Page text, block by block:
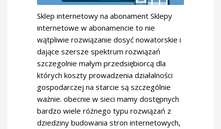
Sklep internetowy na abonament Sklepy
internetowe w abonamencie to nie
wątpliwie rozwiązanie dosyć nowatorskie i
dające szersze spektrum rozwiązań
szczegolnie małym przedsiębiorcą dla
których koszty prowadzenia działalności
gospodarczej na starcie są szczególnie
ważnie. obecnie w sieci mamy dostępnych
bardzo wiele różnego typu rozwiązań z
dziedziny budowania stron internetowych,